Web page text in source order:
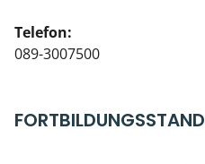
Telefon:
089-3007500
FORTBILDUNGSSTAND
Live Online-Kurse